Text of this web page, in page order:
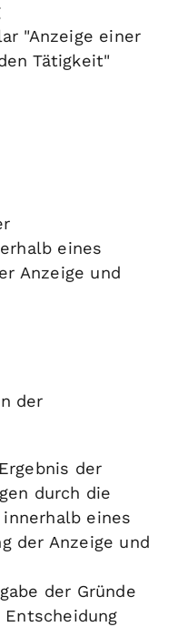
"Anzeige einer
Tätigkeit"
eines
Anzeige und
der
der
durch die
eines
der Anzeige und
der Gründe